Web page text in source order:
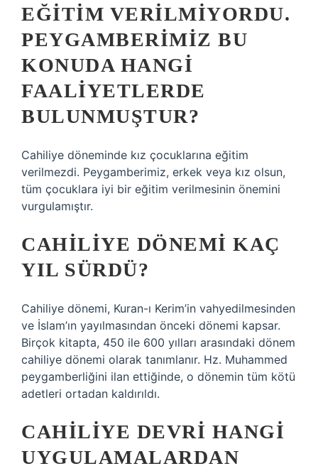
EĞITIM VERILMIYORDU.
PEYGAMBERIMIZ BU
KONUDA HANGI
FAALIYETLERDE
BULUNMUŞTUR?
Cahiliye döneminde kız çocuklarına eğitim
verilmezdi. Peygamberimiz, erkek veya kız olsun,
tüm çocuklara iyi bir eğitim verilmesinin önemini
vurgulamıştır.
CAHILIYE DÖNEMI KAÇ
YIL SÜRDÜ?
Cahiliye dönemi, Kuran-ı Kerim’in vahyedilmesinden
ve İslam’ın yayılmasından önceki dönemi kapsar.
Birçok kitapta, 450 ile 600 yılları arasındaki dönem
cahiliye dönemi olarak tanımlanır. Hz. Muhammed
peygamberliğini ilan ettiğinde, o dönemin tüm kötü
adetleri ortadan kaldırıldı.
CAHILIYE DEVRI HANGI
UYGULAMALARDAN